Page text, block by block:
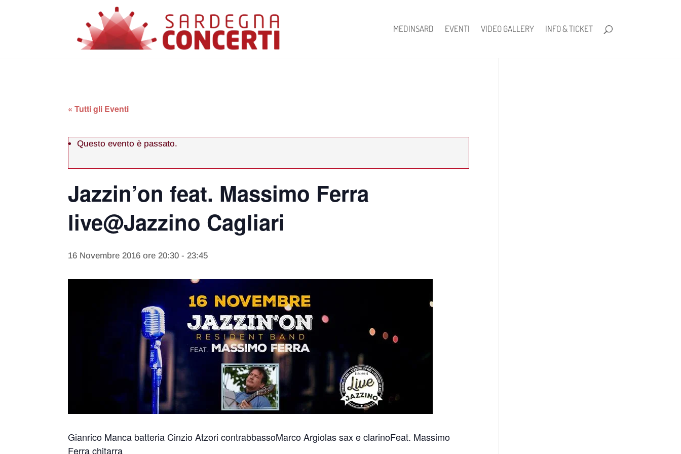
MEDINSARD EVENTI VIDEO GALLERY INFO & TICKET
« Tutti gli Eventi
Questo evento è passato.
Jazzin’on feat. Massimo Ferra
live@Jazzino Cagliari
16 Novembre 2016 ore 20:30 -23:45
Gianrico Manca batteria Cinzio Atzori contrabbassoMarco Argiolas sax e clarinoFeat. Massimo
Ferra chitarra